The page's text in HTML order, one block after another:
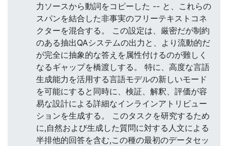
力ソースから動詞をコピーした -- と、これらの
スパンを結合した非事実のフリーテキストコネ
クターを混合する。 この設定は、厳密だが制約
のある抽出QAシステムの出力と、より流動的だ
が完全に抽象的な答えを属性付けるのが難しく
なるギャップを橋渡しする。 特に、高度な言語
生成能力を活用する言語モデルの新しいモード
を可能にすると同時に、検証、解釈、評価が容
易な設計による詳細なインラインアトリビュー
ションを生成する。 このタスクを研究するため
に,自然および生成した質問に対する人文による
半排他的回答を含む,この種の最初のデータセッ